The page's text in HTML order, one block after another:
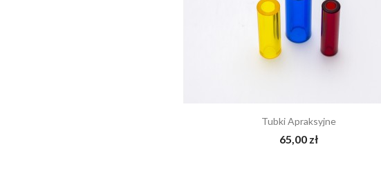
Tubki Apraksyjne
65,00 zł